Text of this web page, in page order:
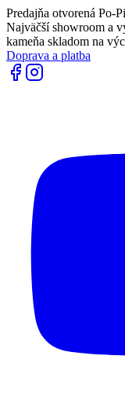
Predajňa otvorená Po-
Najväčší showroom a
kameňa skladom na
Doprava a platba